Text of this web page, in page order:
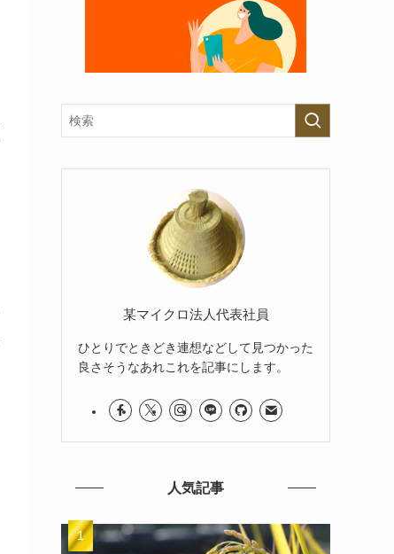
某マイクロ法人代表社員
ひとりでときどき連想などして見つかった
良さそうなあれこれを記事にします。
人気記事